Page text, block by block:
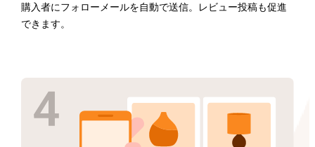
購入者にフォローメールを自動で送信。レビュー投稿も促進
できます。